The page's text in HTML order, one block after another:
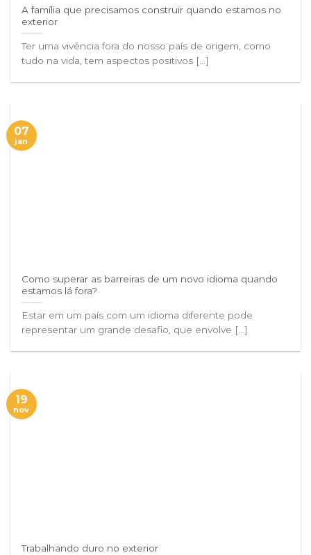
A família que precisamos construir quando estamos no
exterior
Ter uma vivência fora do nosso país de origem, como
tudo na vida, tem aspectos positivos [...]
Como superar as barreiras de um novo idioma quando
estamos lá fora?
Estar em um país com um idioma diferente pode
representar um grande desafio, que envolve [...]
07
jan
Trabalhando duro no exterior
19
nov